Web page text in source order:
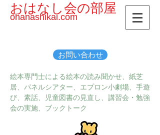
おはなし会の部屋
ohanashikai.com
お問い合わせ
絵本専門士による絵本の読み聞かせ、紙芝
居、パネルシアター、エプロン小劇場、手遊
び、素話、児童図書の見直し、講習会・勉強
会の実施、ブックトーク